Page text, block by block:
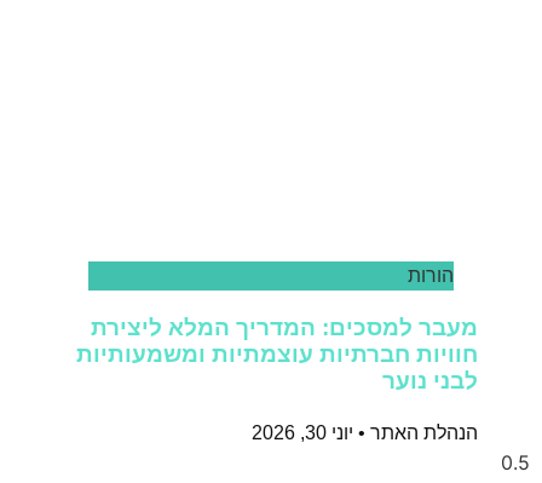
הורות
מעבר למסכים: המדריך המלא ליצירת
חוויות חברתיות עוצמתיות ומשמעותיות
לבני נוער
הנהלת האתר יוני 30, 2026